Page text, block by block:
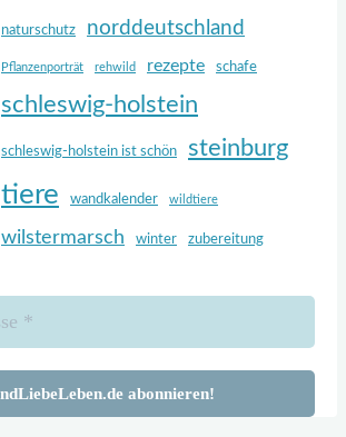
naturschutz norddeutschland
Pflanzenporträt rehwild rezepte schafe
schleswig-holstein
schleswig-holstein ist schön steinburg
tiere wandkalender wildtiere
wilstermarsch winter zubereitung